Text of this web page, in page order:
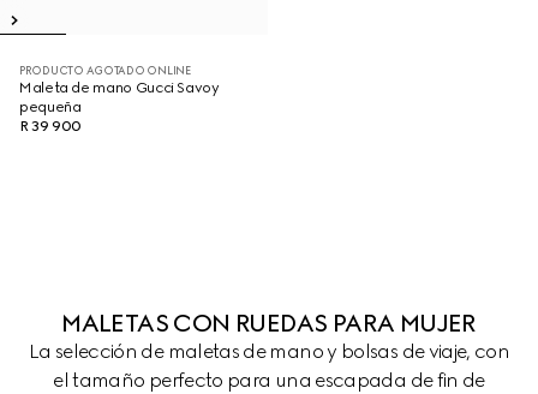
PRODUCTO AGOTADO ONLINE
Maleta de mano Gucci Savoy
pequeña
R 39 900
MALETAS CON RUEDAS PARA MUJER
La selección de maletas de mano y bolsas de viaje, con
el tamaño perfecto para una escapada de fin de